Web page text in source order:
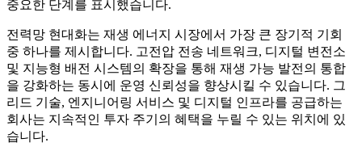
중요한 단계를 표시했습니다.
전력망 현대화는 재생 에너지 시장에서 가장 큰 장기적 기회
중 하나를 제시합니다. 고전압 전송 네트워크, 디지털 변전소
및 지능형 배전 시스템의 확장을 통해 재생 가능 발전의 통합
을 강화하는 동시에 운영 신뢰성을 향상시킬 수 있습니다. 그
리드 기술, 엔지니어링 서비스 및 디지털 인프라를 공급하는
회사는 지속적인 투자 주기의 혜택을 누릴 수 있는 위치에 있
습니다.